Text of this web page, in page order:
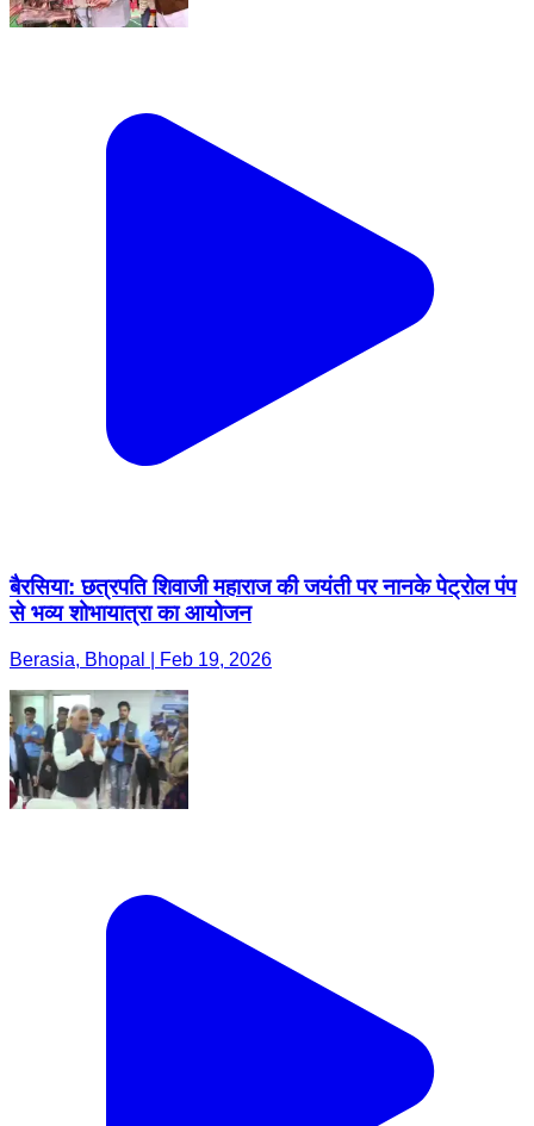
बैरसिया: छत्रपति शिवाजी महाराज की जयंती पर नानके पेट्रोल पंप
से भव्य शोभायात्रा का आयोजन
Berasia, Bhopal | Feb 19, 2026